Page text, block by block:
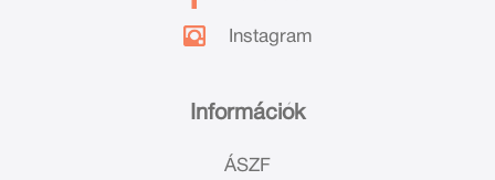
Információk
ÁSZF
Instagram